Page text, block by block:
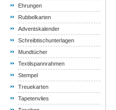
Ehrungen
Rubbelkarten
Adventskalender
Schreibtischunterlagen
Mundtücher
Textilspannrahmen
Stempel
Treuekarten
Tapetenvlies